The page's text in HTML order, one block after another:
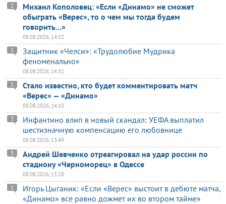
Михаил Кополовец: «Если «Динамо» не сможет
обыграть «Верес», то о чем мы тогда будем
говорить...»
2
08.08.2026, 14:52
Защитник «Челси»: «Трудолюбие Мудрика
феноменально»
1
08.08.2026, 14:31
Стало известно, кто будет комментировать матч
«Верес» — «Динамо»
1
08.08.2026, 14:10
Инфантино влип в новый скандал: УЕФА выплатил
шестизначную компенсацию его любовнице
3
08.08.2026, 13:49
Андрей Шевченко отреагировал на удар россии по
стадиону «Черноморец» в Одессе
3
08.08.2026, 13:28
Игорь Цыганик: «Если «Верес» выстоит в дебюте матча,
«Динамо» все равно дожмет их во втором тайме»
1